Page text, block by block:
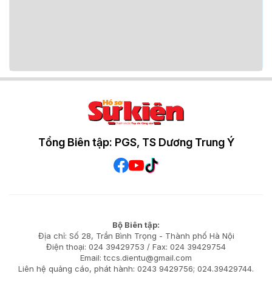
Tổng Biên tập: PGS, TS Dương Trung Ý
Bộ Biên tập:
Địa chỉ: Số 28, Trần Bình Trọng - Thành phố Hà Nội
Điện thoại: 024 39429753 / Fax: 024 39429754
Email: tccs.dientu@gmail.com
Liên hệ quảng cáo, phát hành: 0243 9429756; 024.39429744.